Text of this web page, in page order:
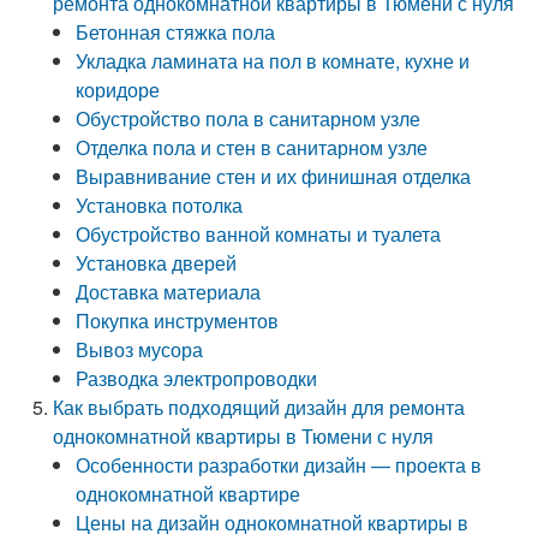
Бетонная стяжка пола
Укладка ламината на пол в комнате, кухне и
коридоре
Обустройство пола в санитарном узле
Отделка пола и стен в санитарном узле
Выравнивание стен и их финишная отделка
Установка потолка
Обустройство ванной комнаты и туалета
Установка дверей
Доставка материала
Покупка инструментов
Вывоз мусора
Разводка электропроводки
Как выбрать подходящий дизайн для ремонта
однокомнатной квартиры в Тюмени с нуля
Особенности разработки дизайн — проекта в
однокомнатной квартире
Цены на дизайн однокомнатной квартиры в